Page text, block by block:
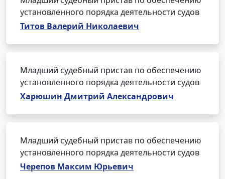
установленного порядка деятельности судов
Титов Валерий Николаевич
Младший судебный пристав по обеспечению
установленного порядка деятельности судов
Харюшин Дмитрий Александрович
Младший судебный пристав по обеспечению
установленного порядка деятельности судов
Черепов Максим Юрьевич